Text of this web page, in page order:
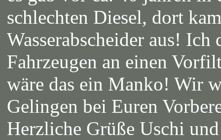
schlechten Diesel, dort
Wasserabscheider aus! Ich
Fahrzeugen an einen
wäre das ein Manko! Wir
Gelingen bei Euren
Herzliche Grüße Uschi